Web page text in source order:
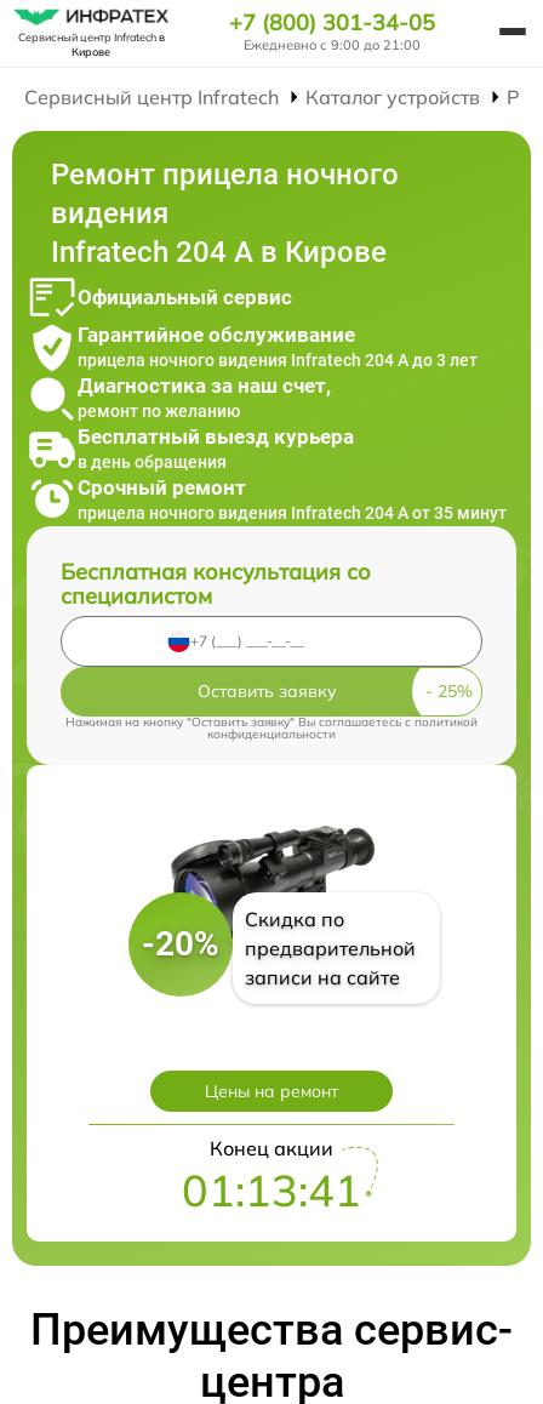
Сервисный центр Infratechв
Кирове
+7 (800) 301-34-05
Ежедневно с 9:00 до 21:00
Сервисный центр Infratech Каталог устройств
Ремонт прицела ночного
видения
Infratech 204 А в Кирове
Официальный сервис
Гарантийное обслуживание
прицела ночного видения Infratech 204 А до 3 лет
Диагностика за наш счет,
ремонт по желанию
Бесплатный выезд курьера
в день обращения
Срочный ремонт
прицела ночного видения Infratech 204 А от 35 минут
Бесплатная консультация со
специалистом
Оставить заявку
Нажимая на кнопку "Оставить заявку" Вы соглашаетесь cполитикой
конфиденциальности
-20%
Скидка по
предварительной
записи на сайте
Цены на ремонт
Конец акции
01:13:41
Преимущества сервис-
центра